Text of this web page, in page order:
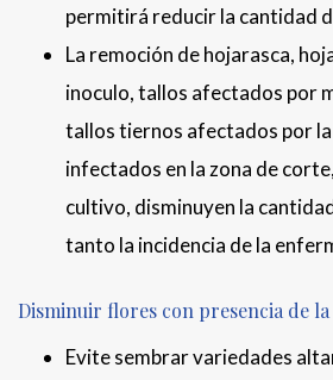
permitirá reducir la cantidad
La remoción de hojarasca,
inoculo, tallos afectados por
tallos tiernos afectados por
infectados en la zona de
cultivo, disminuyen la
tanto la incidencia de la
Disminuir flores con presencia de
Evite sembrar variedades